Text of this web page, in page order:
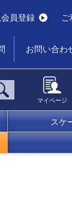
員登録
お問い合わ
マイページ
スケ